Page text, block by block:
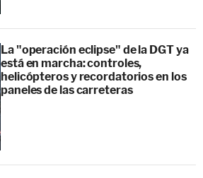
La "operación eclipse" de la DGT ya
está en marcha: controles,
helicópteros y recordatorios en los
paneles de las carreteras